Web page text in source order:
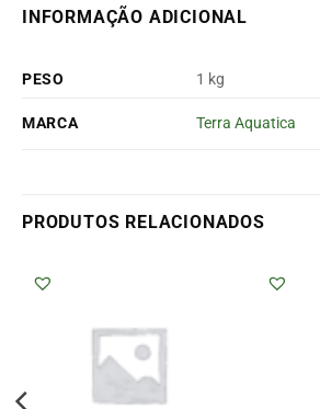
INFORMAÇÃO ADICIONAL
PESO 1 kg
MARCA Terra Aquatica
PRODUTOS RELACIONADOS